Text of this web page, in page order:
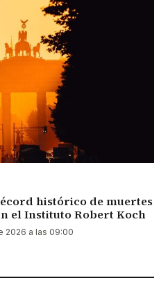
histórico de muertes
el Instituto Robert Koch
2026 a las 09:00